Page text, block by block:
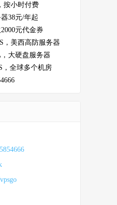
按小时付费
38元/年起
元代金券
，美西高防服务器
，大硬盘服务器
，全球多个机房